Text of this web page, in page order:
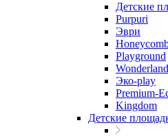
Детские
Purpuri
Эври
Playground
Wonderland
Эко-play
Premium-
Kingdom
Детские